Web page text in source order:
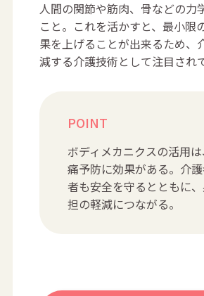
人間の関節や筋肉、骨などの力
こと。これを活かすと、最小限
果を上げることが出来るため、
減する介護技術として注目され
POINT
ボディメカニクスの活用
痛予防に効果がある。介
者も安全を守るとともに
担の軽減につながる。